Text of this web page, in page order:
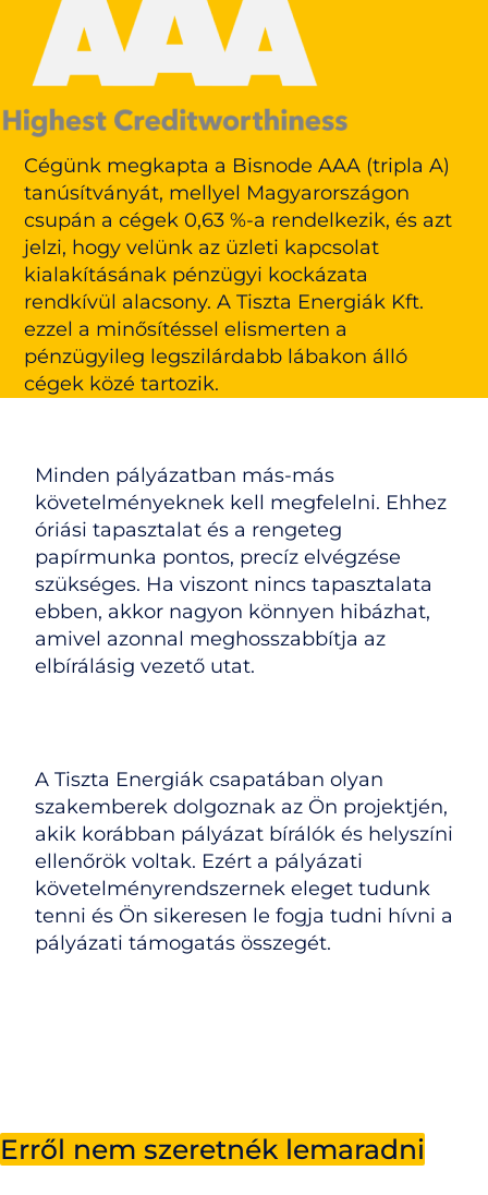
Cégünk megkapta a Bisnode AAA (tripla A)
tanúsítványát, mellyel Magyarországon
csupán a cégek 0,63 %-a rendelkezik, és azt
jelzi, hogy velünk az üzleti kapcsolat
kialakításának pénzügyi kockázata
rendkívül alacsony. A Tiszta Energiák Kft.
ezzel a minősítéssel elismerten a
pénzügyileg legszilárdabb lábakon álló
cégek közé tartozik.
Minden pályázatban más-más
követelményeknek kell megfelelni. Ehhez
óriási tapasztalat és a rengeteg
papírmunka pontos, precíz elvégzése
szükséges. Ha viszont nincs tapasztalata
ebben, akkor nagyon könnyen hibázhat,
amivel azonnal meghosszabbítja az
elbírálásig vezető utat.
A Tiszta Energiák csapatában olyan
szakemberek dolgoznak az Ön projektjén,
akik korábban pályázat bírálók és helyszíni
ellenőrök voltak. Ezért a pályázati
követelményrendszernek eleget tudunk
tenni és Ön sikeresen le fogja tudni hívni a
pályázati támogatás összegét.
Erről nem szeretnék lemaradni